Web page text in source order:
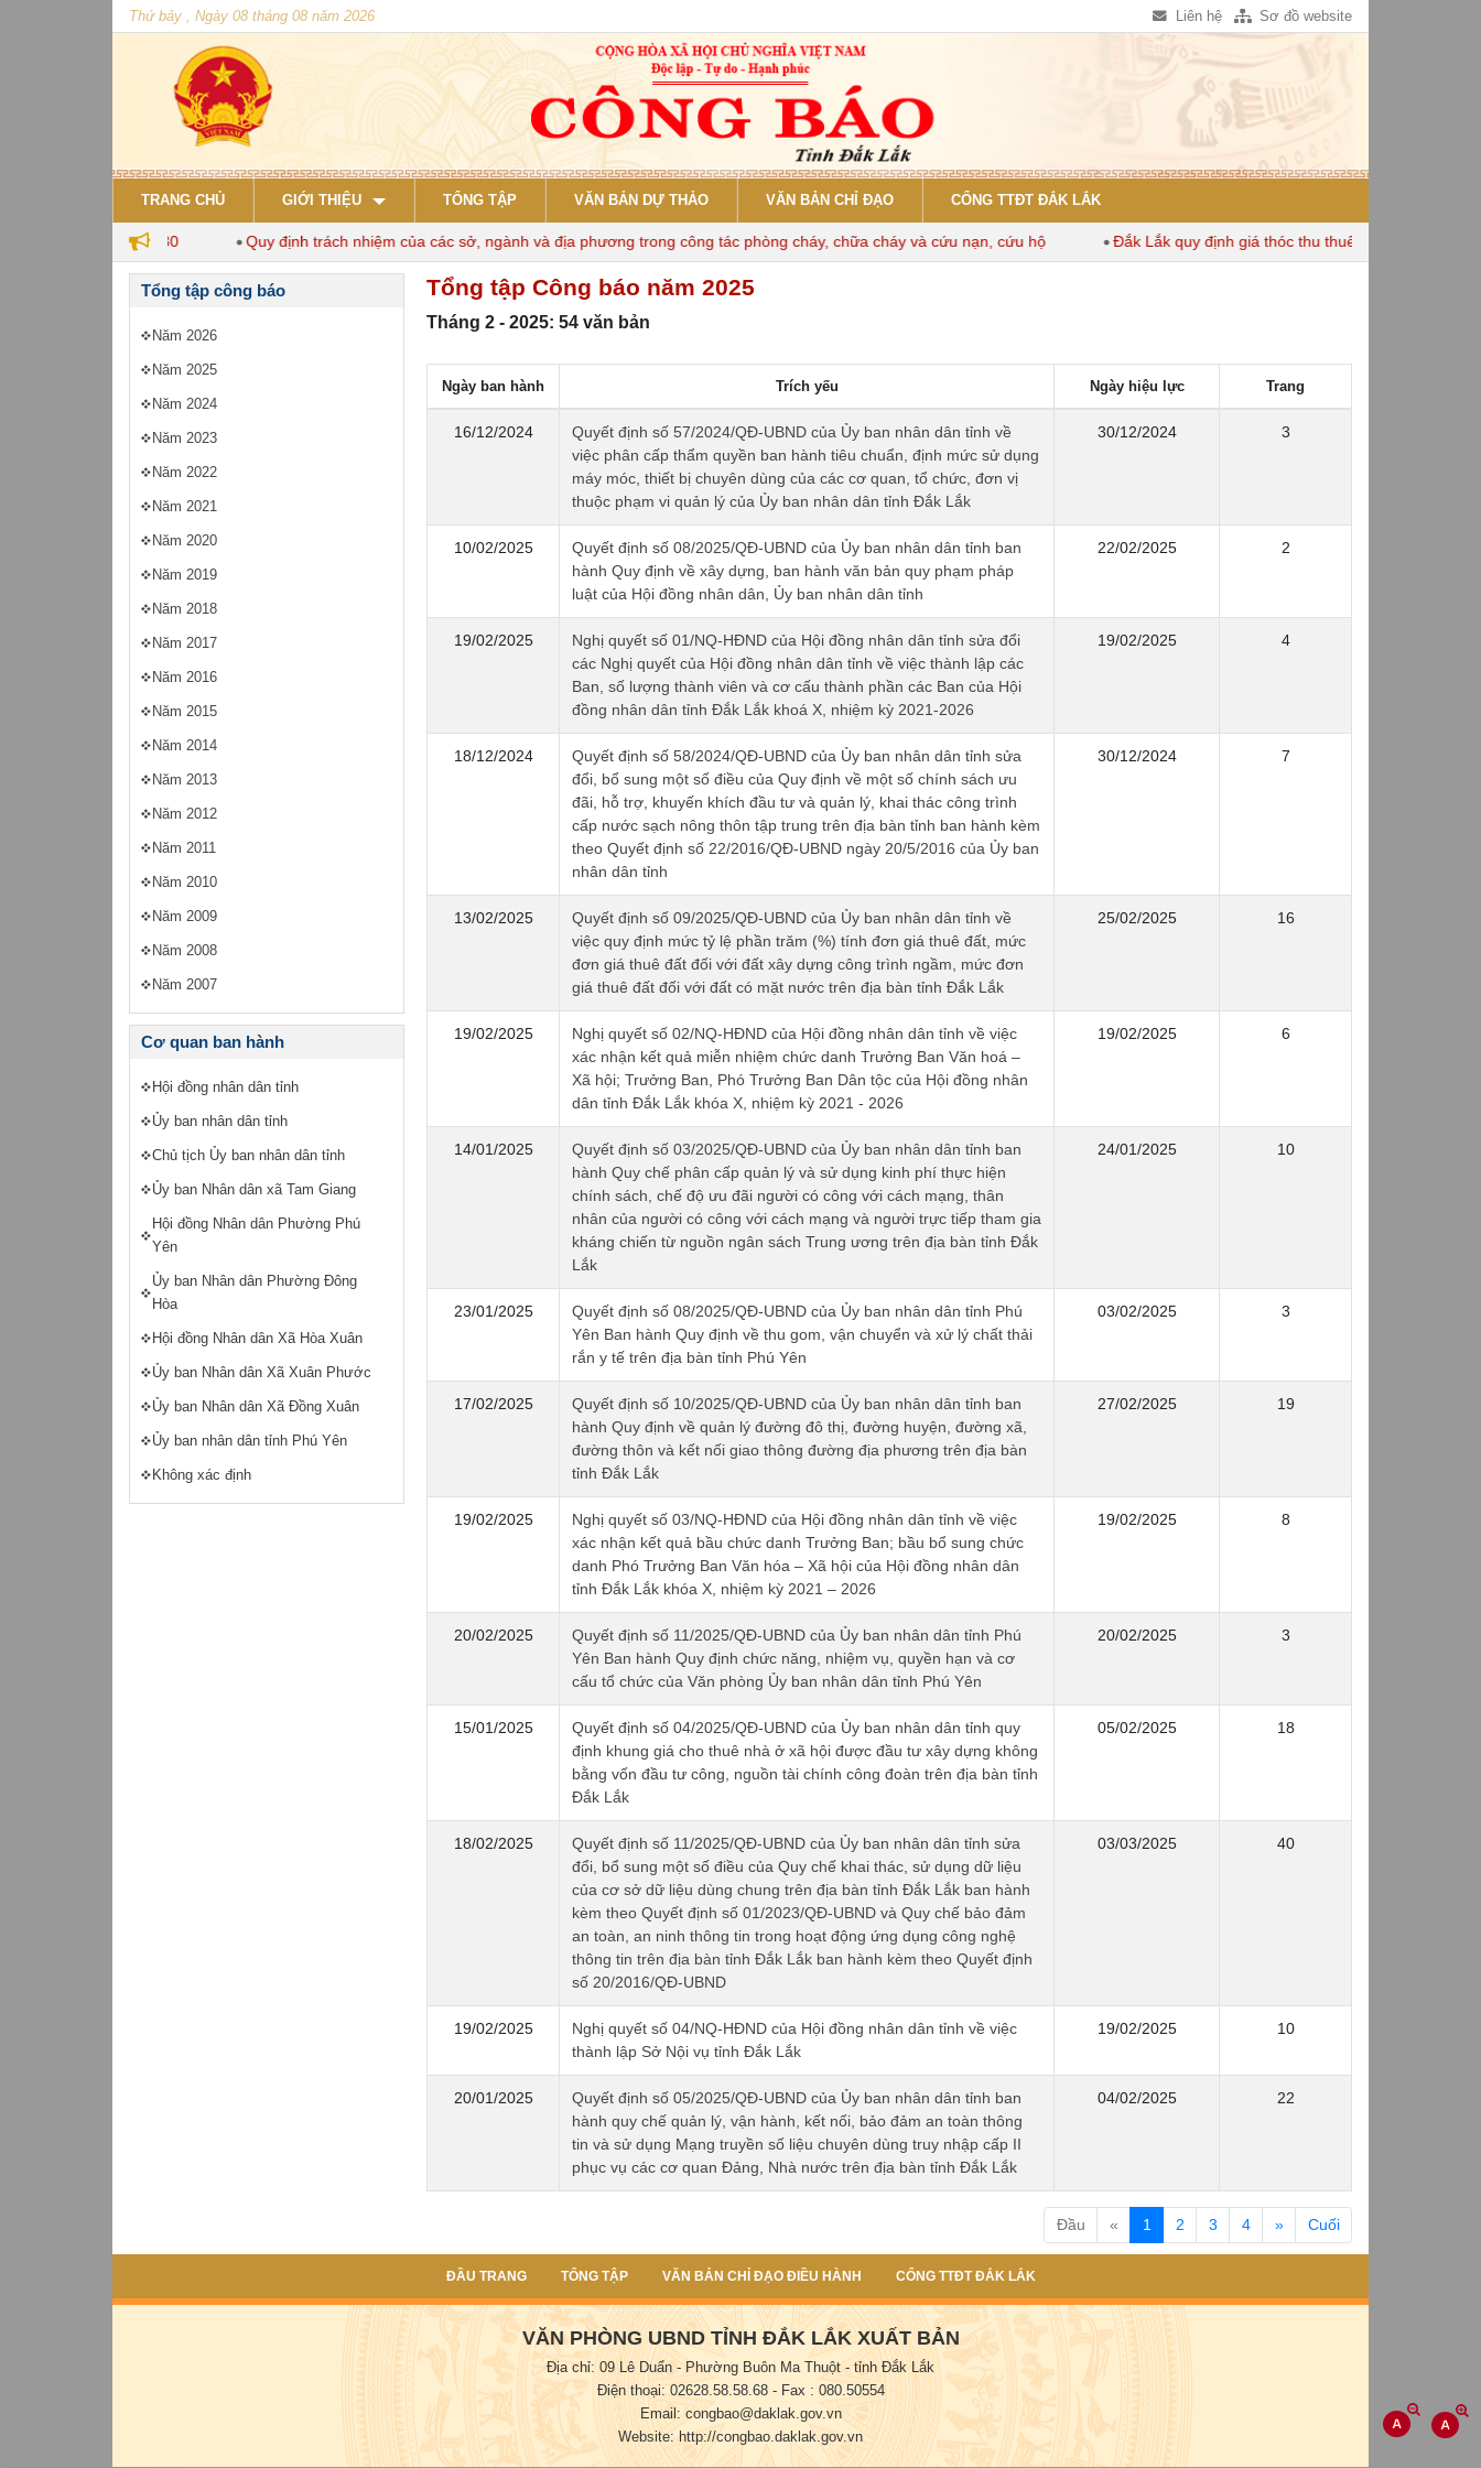
Thứ bảy , Ngày 08 tháng 08 năm 2026 Liên hệ Sơ đồ website
TRANG CHỦ GIỚI THIỆU TỔNG TẬP VĂN BẢN DỰ THẢO VĂN BẢN CHỈ ĐẠO CỔNG TTĐT ĐẮK LẮK
đến năm 2030 Quy định trách nhiệm của các sở, ngành và địa phương trong công tác phòng cháy, chữa cháy và cứu nạn, cứu hộ Đắk Lắk quy định giá thóc thu thuế dùng để tính thuế sử
Tổng tập công báo
Năm 2026
Năm 2025
Năm 2024
Năm 2023
Năm 2022
Năm 2021
Năm 2020
Năm 2019
Năm 2018
Năm 2017
Năm 2016
Năm 2015
Năm 2014
Năm 2013
Năm 2012
Năm 2011
Năm 2010
Năm 2009
Năm 2008
Năm 2007
Cơ quan ban hành
Hội đồng nhân dân tỉnh
Ủy ban nhân dân tỉnh
Chủ tịch Ủy ban nhân dân tỉnh
Ủy ban Nhân dân xã Tam Giang
Hội đồng Nhân dân Phường Phú
Yên
Ủy ban Nhân dân Phường Đông
Hòa
Hội đồng Nhân dân Xã Hòa Xuân
Ủy ban Nhân dân Xã Xuân Phước
Ủy ban Nhân dân Xã Đồng Xuân
Ủy ban nhân dân tỉnh Phú Yên
Không xác định
Tổng tập Công báo năm 2025
Tháng 2 - 2025: 54 văn bản
Ngày ban hành Trích yếu Ngày hiệu lực Trang
16/12/2024
Quyết định số 57/2024/QĐ-UBND của Ủy ban nhân dân tỉnh về
việc phân cấp thẩm quyền ban hành tiêu chuẩn, định mức sử dụng
máy móc, thiết bị chuyên dùng của các cơ quan, tổ chức, đơn vị
thuộc phạm vi quản lý của Ủy ban nhân dân tỉnh Đắk Lắk
30/12/2024 3
10/02/2025
Quyết định số 08/2025/QĐ-UBND của Ủy ban nhân dân tỉnh ban
hành Quy định về xây dựng, ban hành văn bản quy phạm pháp
luật của Hội đồng nhân dân, Ủy ban nhân dân tỉnh
22/02/2025 2
19/02/2025
Nghị quyết số 01/NQ-HĐND của Hội đồng nhân dân tỉnh sửa đổi
các Nghị quyết của Hội đồng nhân dân tỉnh về việc thành lập các
Ban, số lượng thành viên và cơ cấu thành phần các Ban của Hội
đồng nhân dân tỉnh Đắk Lắk khoá X, nhiệm kỳ 2021-2026
19/02/2025 4
18/12/2024
Quyết định số 58/2024/QĐ-UBND của Ủy ban nhân dân tỉnh sửa
đổi, bổ sung một số điều của Quy định về một số chính sách ưu
đãi, hỗ trợ, khuyến khích đầu tư và quản lý, khai thác công trình
cấp nước sạch nông thôn tập trung trên địa bàn tỉnh ban hành kèm
theo Quyết định số 22/2016/QĐ-UBND ngày 20/5/2016 của Ủy ban
nhân dân tỉnh
30/12/2024 7
13/02/2025
Quyết định số 09/2025/QĐ-UBND của Ủy ban nhân dân tỉnh về
việc quy định mức tỷ lệ phần trăm (%) tính đơn giá thuê đất, mức
đơn giá thuê đất đối với đất xây dựng công trình ngầm, mức đơn
giá thuê đất đối với đất có mặt nước trên địa bàn tỉnh Đắk Lắk
25/02/2025 16
19/02/2025
Nghị quyết số 02/NQ-HĐND của Hội đồng nhân dân tỉnh về việc
xác nhận kết quả miễn nhiệm chức danh Trưởng Ban Văn hoá –
Xã hội; Trưởng Ban, Phó Trưởng Ban Dân tộc của Hội đồng nhân
dân tỉnh Đắk Lắk khóa X, nhiệm kỳ 2021 - 2026
19/02/2025 6
14/01/2025
Quyết định số 03/2025/QĐ-UBND của Ủy ban nhân dân tỉnh ban
hành Quy chế phân cấp quản lý và sử dụng kinh phí thực hiện
chính sách, chế độ ưu đãi người có công với cách mạng, thân
nhân của người có công với cách mạng và người trực tiếp tham gia
kháng chiến từ nguồn ngân sách Trung ương trên địa bàn tỉnh Đắk
Lắk
24/01/2025 10
23/01/2025
Quyết định số 08/2025/QĐ-UBND của Ủy ban nhân dân tỉnh Phú
Yên Ban hành Quy định về thu gom, vận chuyển và xử lý chất thải
rắn y tế trên địa bàn tỉnh Phú Yên
03/02/2025 3
17/02/2025
Quyết định số 10/2025/QĐ-UBND của Ủy ban nhân dân tỉnh ban
hành Quy định về quản lý đường đô thị, đường huyện, đường xã,
đường thôn và kết nối giao thông đường địa phương trên địa bàn
tỉnh Đắk Lắk
27/02/2025 19
19/02/2025
Nghị quyết số 03/NQ-HĐND của Hội đồng nhân dân tỉnh về việc
xác nhận kết quả bầu chức danh Trưởng Ban; bầu bổ sung chức
danh Phó Trưởng Ban Văn hóa – Xã hội của Hội đồng nhân dân
tỉnh Đắk Lắk khóa X, nhiệm kỳ 2021 – 2026
19/02/2025 8
20/02/2025
Quyết định số 11/2025/QĐ-UBND của Ủy ban nhân dân tỉnh Phú
Yên Ban hành Quy định chức năng, nhiệm vụ, quyền hạn và cơ
cấu tổ chức của Văn phòng Ủy ban nhân dân tỉnh Phú Yên
20/02/2025 3
15/01/2025
Quyết định số 04/2025/QĐ-UBND của Ủy ban nhân dân tỉnh quy
định khung giá cho thuê nhà ở xã hội được đầu tư xây dựng không
bằng vốn đầu tư công, nguồn tài chính công đoàn trên địa bàn tỉnh
Đắk Lắk
05/02/2025 18
18/02/2025
Quyết định số 11/2025/QĐ-UBND của Ủy ban nhân dân tỉnh sửa
đổi, bổ sung một số điều của Quy chế khai thác, sử dụng dữ liệu
của cơ sở dữ liệu dùng chung trên địa bàn tỉnh Đắk Lắk ban hành
kèm theo Quyết định số 01/2023/QĐ-UBND và Quy chế bảo đảm
an toàn, an ninh thông tin trong hoạt động ứng dụng công nghệ
thông tin trên địa bàn tỉnh Đắk Lắk ban hành kèm theo Quyết định
số 20/2016/QĐ-UBND
03/03/2025 40
19/02/2025
Nghị quyết số 04/NQ-HĐND của Hội đồng nhân dân tỉnh về việc
thành lập Sở Nội vụ tỉnh Đắk Lắk
19/02/2025 10
20/01/2025
Quyết định số 05/2025/QĐ-UBND của Ủy ban nhân dân tỉnh ban
hành quy chế quản lý, vận hành, kết nối, bảo đảm an toàn thông
tin và sử dụng Mạng truyền số liệu chuyên dùng truy nhập cấp II
phục vụ các cơ quan Đảng, Nhà nước trên địa bàn tỉnh Đắk Lắk
04/02/2025 22
Đầu « 1 (current)
2 3 4 » Cuối
ĐẦU TRANG TỔNG TẬP VĂN BẢN CHỈ ĐẠO ĐIỀU HÀNH CỔNG TTĐT ĐẮK LẮK
VĂN PHÒNG UBND TỈNH ĐẮK LẮK XUẤT BẢN
Địa chỉ: 09 Lê Duẩn - Phường Buôn Ma Thuột - tỉnh Đắk Lắk
Điện thoại: 02628.58.58.68- Fax : 080.50554
Email: congbao@daklak.gov.vn
Website: http://congbao.daklak.gov.vn